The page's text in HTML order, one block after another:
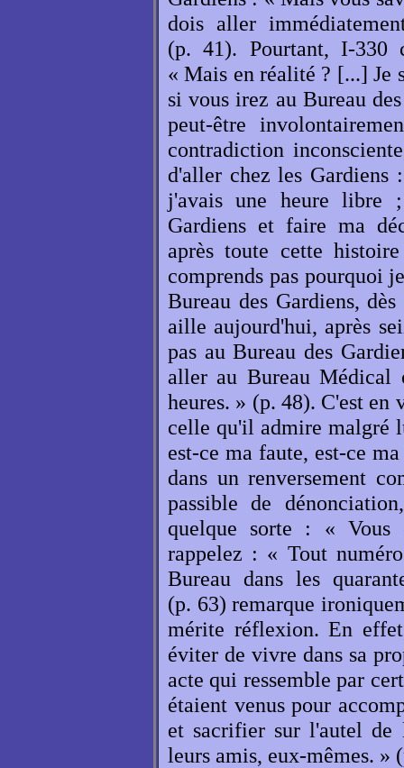
dois aller
(p. 41). Pourtant, I-330
« Mais en réalité ? [...] Je
si vous irez au Bureau
peut-être
contradiction
d'aller chez les Gardiens
j'avais une heure libre
Gardiens et faire ma
après toute cette
comprends pas pourquoi
Bureau des Gardiens,
aille aujourd'hui, après
pas au Bureau des
aller au Bureau Médical
heures. » (p. 48). C'est en
celle qu'il admire malgré
est-ce ma faute, est-ce
dans un renversement
passible de
quelque sorte : « Vous
rappelez : « Tout
Bureau dans les
(p. 63) remarque
mérite réflexion. En
éviter de vivre dans sa
acte qui ressemble par
étaient venus pour
et sacrifier sur l'autel de
leurs amis, eux-mêmes. »